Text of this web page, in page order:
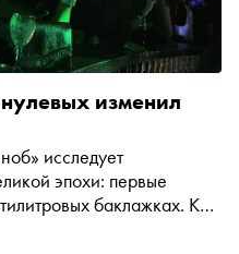
изменил
эпохи: первые
баклажках. Как